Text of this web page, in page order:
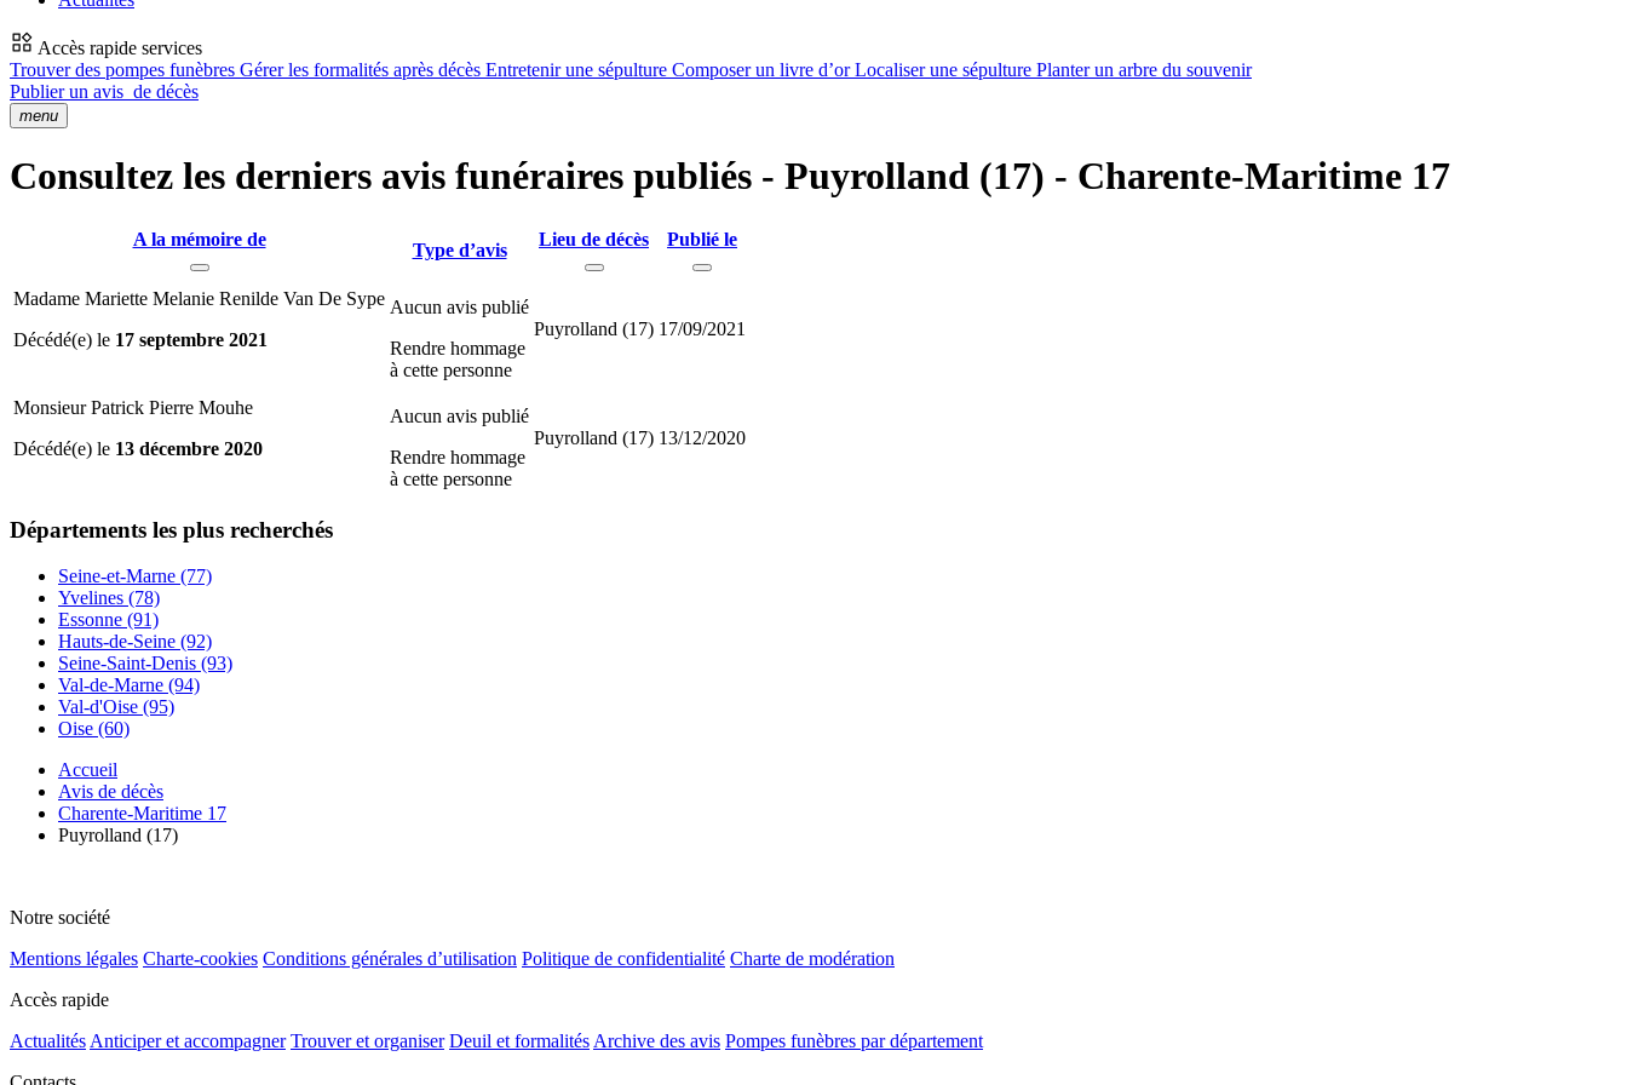
Accès rapide services
Trouver des pompes funèbres Gérer les formalités après décès Entretenir une sépulture Composer un livre d’orLocaliser une sépulture Planter un arbre du souvenir
Publier un avis de décès
menu
Consultez les derniers avis funéraires publiés - Puyrolland (17) - Charente-Maritime 17
A la mémoire de
Type d’avis
Lieu de décès Publié le
Madame Mariette Melanie Renilde Van De Sype
Décédé(e) le 17 septembre 2021
Aucun avis publié
Rendre hommage
à cette personne
Puyrolland (17) 17/09/2021
Monsieur Patrick Pierre Mouhe
Décédé(e) le 13 décembre 2020
Aucun avis publié
Rendre hommage
à cette personne
Puyrolland (17) 13/12/2020
Départements les plus recherchés
Seine-et-Marne (77)
Yvelines (78)
Essonne (91)
Hauts-de-Seine (92)
Seine-Saint-Denis (93)
Val-de-Marne (94)
Val-d'Oise (95)
Oise (60)
Accueil
Avis de décès
Charente-Maritime 17
Puyrolland (17)
Notre société
Mentions légales Charte-cookies Conditions générales d’utilisation Politique de confidentialité Charte de modération
Accès rapide
Actualités Anticiper et accompagner Trouver et organiser Deuil et formalités Archive des avis Pompes funèbres par département